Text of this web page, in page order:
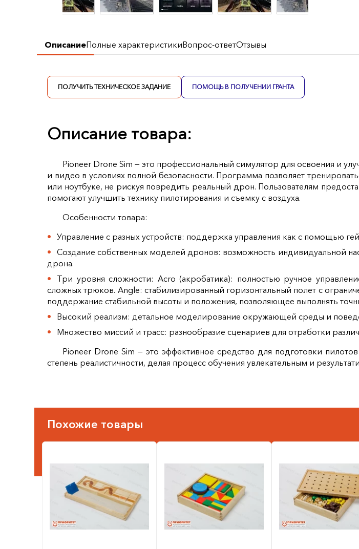
ОписаниеПолные характеристикиВопрос-ответОтзывы
ПОЛУЧИТЬ ТЕХНИЧЕСКОЕ ЗАДАНИЕ ПОМОЩЬ В ПОЛУЧЕНИИ ГРАНТА
Описание товара:
Pioneer Drone Sim — это профессиональный симулятор для освоения и
и видео в условиях полной безопасности. Программа позволяет
или ноутбуке, не рискуя повредить реальный дрон. Пользователям
помогают улучшить технику пилотирования и съемку с воздуха.
Особенности товара:
Управление с разных устройств: поддержка управления как с помощью
Создание собственных моделей дронов: возможность индивидуальной
дрона.
Три уровня сложности: Acro (акробатика): полностью ручное
сложных трюков. Angle: стабилизированный горизонтальный полет с
поддержание стабильной высоты и положения, позволяющее выполнять
Высокий реализм: детальное моделирование окружающей среды и
Множество миссий и трасс: разнообразие сценариев для отработки
Pioneer Drone Sim — это эффективное средство для подготовки
степень реалистичности, делая процесс обучения увлекательным и
Похожие товары